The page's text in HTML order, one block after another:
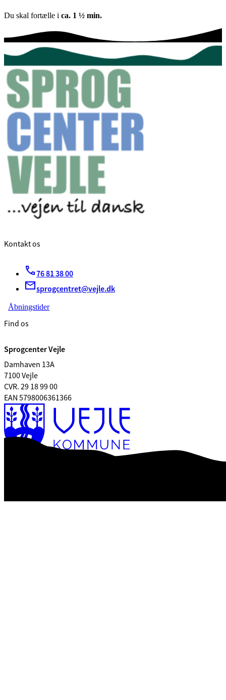
Du skal fortælle i ca. 1 ½ min.
Kontakt os
76 81 38 00
sprogcentret@vejle.dk
Åbningstider
Find os
Sprogcenter Vejle
Damhaven 13A
7100 Vejle
CVR. 29 18 99 00
EAN 5798006361366